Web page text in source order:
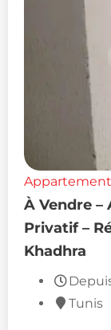
À Vendre –
Privatif –
Khadhra
Tunis